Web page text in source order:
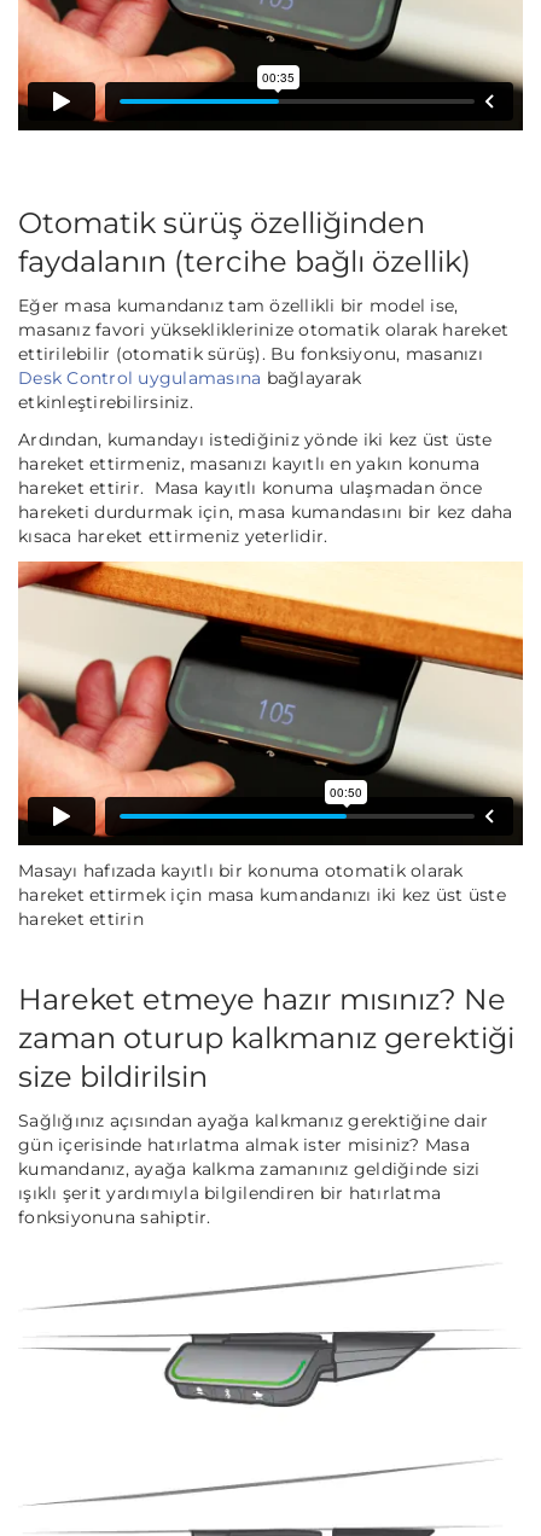
Otomatik sürüş özelliğinden
faydalanın (tercihe bağlı özellik)
Eğer masa kumandanıztam özellikli bir model ise,
masanız favori yüksekliklerinize otomatik olarak hareket
ettirilebilir (otomatik sürüş). Bu fonksiyonu, masanızı
Desk Control uygulamasına bağlayarak
etkinleştirebilirsiniz.
Ardından, kumandayı istediğiniz yönde iki kez üst üste
hareket ettirmeniz, masanızı kayıtlı en yakın konuma
hareket ettirir. Masa kayıtlı konuma ulaşmadan önce
hareketi durdurmak için, masa kumandasını bir kez daha
kısaca hareket ettirmeniz yeterlidir.
Masayı hafızada kayıtlı bir konuma otomatik olarak
hareket ettirmek için masa kumandanızı iki kez üst üste
hareket ettirin
Hareket etmeye hazır mısınız? Ne
zaman oturup kalkmanız gerektiği
size bildirilsin
Sağlığınız açısından ayağa kalkmanız gerektiğine dair
gün içerisinde hatırlatma almak ister misiniz? Masa
kumandanız, ayağa kalkma zamanınız geldiğinde sizi
ışıklı şerit yardımıyla bilgilendiren bir hatırlatma
fonksiyonuna sahiptir.